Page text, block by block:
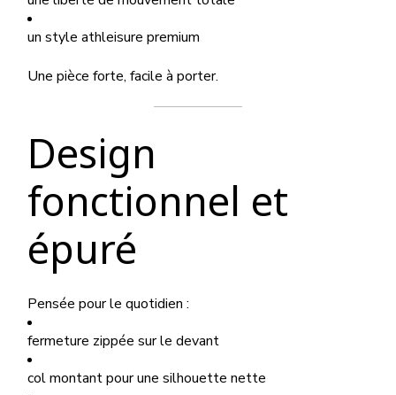
un style athleisure premium
Une pièce forte, facile à porter.
Design
fonctionnel et
épuré
Pensée pour le quotidien :
fermeture zippée sur le devant
col montant pour une silhouette nette